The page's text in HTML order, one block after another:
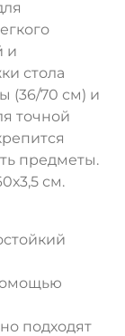
и
стола
(36/70 см) и
точной
предметы.
см.
подходят